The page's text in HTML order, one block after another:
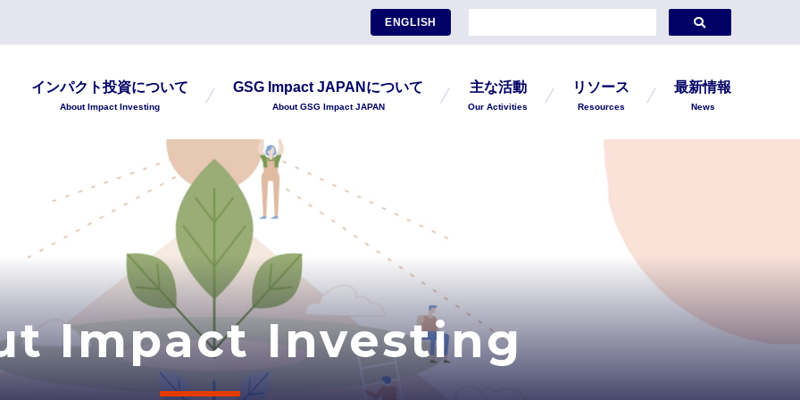
ENGLISH
インパクト投資について
About Impact Investing
GSG Impact JAPANについて
About GSG Impact JAPAN
主な活動
Our Activities
リソース
Resources
最新情報
News
Impact Investing